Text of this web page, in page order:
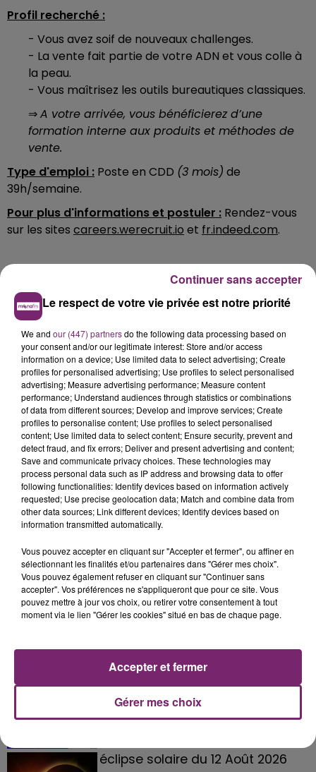
Profil recherché :
- Vous avez soif de nouveaux challenges.
- La vente fait partie de votre ADN et vous colle à
la peau.
- Vous maîtrisez les outils bureautiques classiques.
⇒A votre arrivée, vous bénéficierez d’une
formation interne aux produits et méthodes de
vente.
Type d'emploi : Poste en CDD (3 mois) de
39h/semaine.
Pour plus d'informations et postuler : Rendez-vous
sur les sites careers.werecruit.io et fr.indeed.com.
La Bulle - Guinguette éphémère
éclipse solaire du 12 Août 2026
Le respect de votre vie privée est notre priorité
We and our (447) partnersdo the following data processing based on
your consent and/or our legitimate interest: Store and/or access
information on a device; Use limited data to select advertising; Create
profiles for personalised advertising; Use profiles to select personalised
advertising; Measure advertising performance; Measure content
performance; Understand audiences through statistics or combinations
of data from different sources; Develop and improve services; Create
profiles to personalise content; Use profiles to select personalised
content; Use limited data to select content; Ensure security, prevent and
detect fraud, and fix errors; Deliver and present advertising and content;
Save and communicate privacy choices. These technologies may
process personal data such as IP address and browsing data to offer
following functionalities: Identify devices based on information actively
requested; Use precise geolocation data; Match and combine data from
other data sources; Link different devices; Identify devices based on
information transmitted automatically.
Vous pouvez accepter en cliquant sur "Accepter et fermer", ou affiner en
sélectionnant les finalités et/ou partenaires dans "Gérer mes choix".
Vous pouvez également refuser en cliquant sur "Continuer sans
accepter". Vos préférences ne s'appliqueront que pour ce site. Vous
pouvez mettre à jour vos choix, ou retirer votre consentement à tout
moment via le lien "Gérer les cookies" situé en bas de chaque page.
Gérer mes choix
Accepter et fermer
Continuer sans accepter